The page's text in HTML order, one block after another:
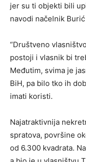
jer su ti objekti bili
navodi načelnik
“Društveno
postoji i vlasnik bi
Međutim, svima je
BiH, pa bilo tko ih
imati koristi.
Najatraktivnija
spratova, površine
od 6.300 kvadrata.